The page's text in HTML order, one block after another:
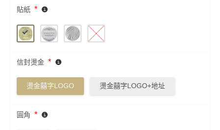
貼紙 *
信封燙金 *
燙金囍字LOGO 燙金囍字LOGO+地址
圓角 *